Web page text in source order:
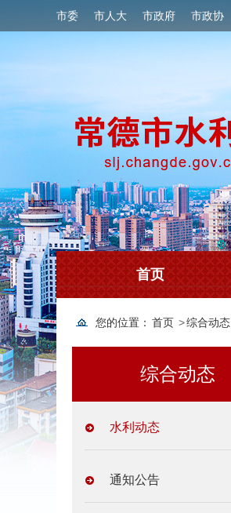
市委 市人大 市政府 市政协
首页
您的位置： 首页 >综合动态
综合动态
水利动态
通知公告